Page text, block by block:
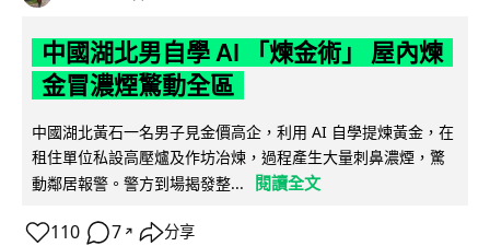
中國湖北男自學 AI 「煉金術」 屋內煉
金冒濃煙驚動全區
中國湖北黃石一名男子見金價高企，利用 AI 自學提煉黃金，在
租住單位私設高壓爐及作坊冶煉，過程產生大量刺鼻濃煙，驚
動鄰居報警。警方到場揭發整...
閱讀全文
110 7 ↗ 分享